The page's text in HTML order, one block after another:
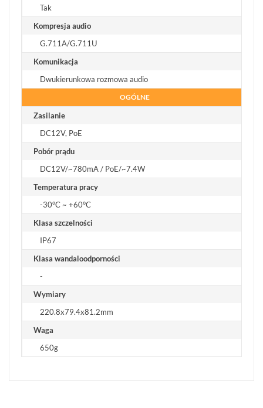
Tak
Kompresja audio
G.711A/G.711U
Komunikacja
Dwukierunkowa rozmowa audio
OGÓLNE
Zasilanie
DC12V, PoE
Pobór prądu
DC12V/~780mA / PoE/~7.4W
Temperatura pracy
-30°C ~ +60°C
Klasa szczelności
IP67
Klasa wandaloodporności
-
Wymiary
220.8x79.4x81.2mm
Waga
650g